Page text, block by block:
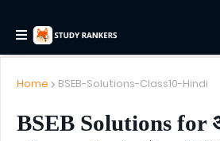
Home BSEB-Solutions-Class10-Hindi
BSEB Solutions for